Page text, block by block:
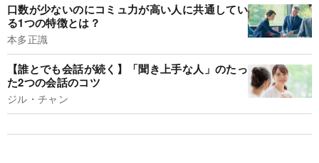
口数が少ないのにコミュ力が高い人に共通してい
る1つの特徴とは？
本多正識
【誰とでも会話が続く】「聞き上手な人」のたっ
た2つの会話のコツ
ジル・チャン